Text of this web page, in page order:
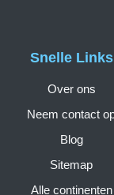
Snelle Links
Over ons
Neem contact
Blog
Sitemap
Alle continenten